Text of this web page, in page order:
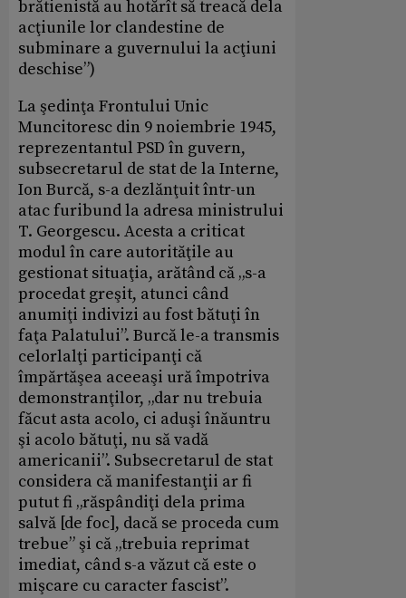
brătienistă au hotărît să treacă dela
acţiunile lor clandestine de
subminare a guvernului la acţiuni
deschise”)
La şedinţa Frontului Unic
Muncitoresc din 9 noiembrie 1945,
reprezentantul PSD în guvern,
subsecretarul de stat de la Interne,
Ion Burcă, s-a dezlănţuit într-un
atac furibund la adresa ministrului
T. Georgescu. Acesta a criticat
modul în care autorităţile au
gestionat situaţia, arătând că „s-a
procedat greşit, atunci când
anumiţi indivizi au fost bătuţi în
faţa Palatului”. Burcă le-a transmis
celorlalţi participanţi că
împărtăşea aceeaşi ură împotriva
demonstranţilor, „dar nu trebuia
făcut asta acolo, ci aduşi înăuntru
şi acolo bătuţi, nu să vadă
americanii”. Subsecretarul de stat
considera că manifestanţii ar fi
putut fi „răspândiţi dela prima
salvă [de foc], dacă se proceda cum
trebue” şi că „trebuia reprimat
imediat, când s-a văzut că este o
mişcare cu caracter fascist”.